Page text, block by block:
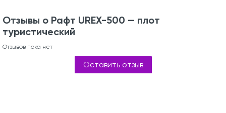
Отзывы о Рафт UREX-500 — плот
туристический
Отзывов пока нет
Оставить отзыв